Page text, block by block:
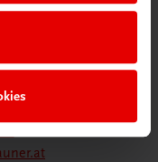
da
GmbH